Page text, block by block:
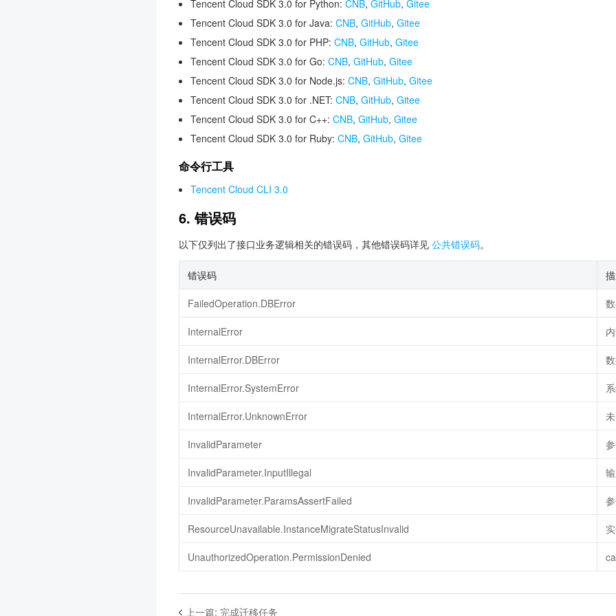
Tencent Cloud SDK 3.0 for Python: CNB, GitHub, Gitee
Tencent Cloud SDK 3.0 for Java: CNB, GitHub, Gitee
Tencent Cloud SDK 3.0 for PHP: CNB, GitHub, Gitee
Tencent Cloud SDK 3.0 for Go: CNB, GitHub, Gitee
Tencent Cloud SDK 3.0 for Node.js: CNB, GitHub, Gitee
Tencent Cloud SDK 3.0 for .NET: CNB, GitHub, Gitee
Tencent Cloud SDK 3.0 for C++: CNB, GitHub, Gitee
Tencent Cloud SDK 3.0 for Ruby: CNB, GitHub, Gitee
命令行工具
Tencent Cloud CLI 3.0
6. 错误码
以下仅列出了接口业务逻辑相关的错误码，其他错误码详见 公共错误码。
错误码
FailedOperation.DBError
InternalError
InternalError.DBError
InternalError.SystemError
InternalError.UnknownError
InvalidParameter
InvalidParameter.InputIllegal
InvalidParameter.ParamsAssertFailed
ResourceUnavailable.InstanceMigrateStatusInvalid
UnauthorizedOperation.PermissionDenied
上一篇: 完成迁移任务